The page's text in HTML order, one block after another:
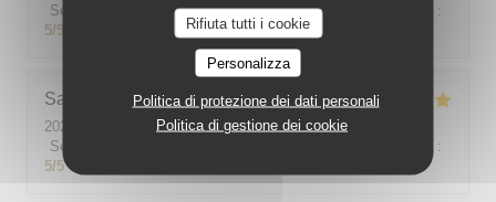
Rifiuta tutti i cookie
Personalizza
Politica di protezione dei dati personali
Politica di gestione dei cookie
Servizio
Atmosfera: 5/5 Cucina: 5/5
:
5/5
Sabine
2026-08-01
- 12:00 - Ospiti 5
Servizio
:
5/5